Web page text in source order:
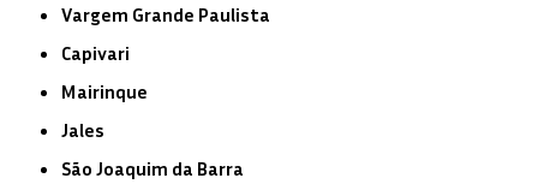
Vargem Grande Paulista
Capivari
Mairinque
Jales
São Joaquim da Barra